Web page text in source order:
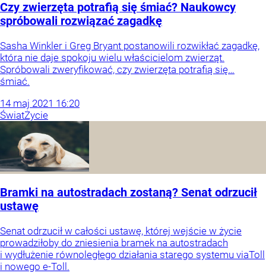
Czy zwierzęta potrafią się śmiać? Naukowcy
spróbowali rozwiązać zagadkę
Sasha Winkler i Greg Bryant postanowili rozwikłać zagadkę,
która nie daje spokoju wielu właścicielom zwierząt.
Spróbowali zweryfikować, czy zwierzęta potrafią się…
śmiać.
14 maj 2021 16:20
ŚwiatŻycie
Bramki na autostradach zostaną? Senat odrzucił
ustawę
Senat odrzucił w całości ustawę, której wejście w życie
prowadziłoby do zniesienia bramek na autostradach
i wydłużenie równoległego działania starego systemu viaToll
i nowego e-Toll.